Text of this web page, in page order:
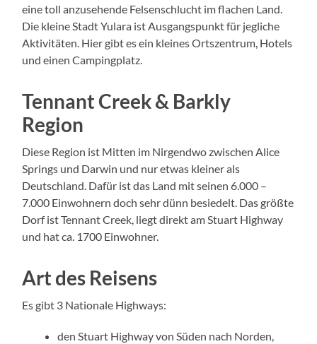
eine toll anzusehende Felsenschlucht im flachen Land.
Die kleine Stadt Yulara ist Ausgangspunkt für jegliche
Aktivitäten. Hier gibt es ein kleines Ortszentrum, Hotels
und einen Campingplatz.
Tennant Creek & Barkly
Region
Diese Region ist Mitten im Nirgendwo zwischen Alice
Springs und Darwin und nur etwas kleiner als
Deutschland. Dafür ist das Land mit seinen 6.000 –
7.000 Einwohnern doch sehr dünn besiedelt. Das größte
Dorf ist Tennant Creek, liegt direkt am Stuart Highway
und hat ca. 1700 Einwohner.
Art des Reisens
Es gibt 3 Nationale Highways:
den Stuart Highway von Süden nach Norden,